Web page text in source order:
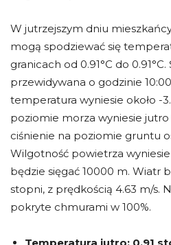
W jutrzejszym dniu
mogą spodziewać się
granicach od 0.91°C do
przewidywana o godzinie
temperatura wyniesie około -
poziomie morza wyniesie
ciśnienie na poziomie gruntu
Wilgotność powietrza
będzie sięgać 10000 m. Wiatr
stopni, z prędkością 4.63 m/s.
pokryte chmurami w 100%.
Temperatura jutro: 0.91